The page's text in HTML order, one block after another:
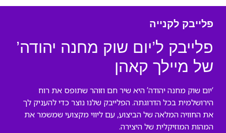
פלייבק לקנייה
פלייבק ל’יום שוק מחנה יהודה’
של מיילך קאהן
‘יום שוק מחנה יהודה’ היא שיר חם וזוהר שתופס את רוח
הירושלמית בכל הדרוגתה. הפלייבק שלנו נוצר כדי להעניק לך
את החוויה המלאה של הביצוע, עם ליווי מקצועי שמשמר את
המהות המוזיקלית של היצירה.